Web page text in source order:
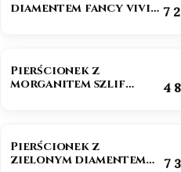
diamentem fancy vivid 7
Pierścionek z
morganitem szlif
4
Pierścionek z
zielonym diamentem
7